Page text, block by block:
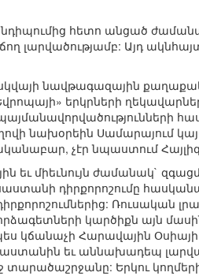
հետո անցած
լարվածությամբ: Այդ
նավթագազային
երկրների
նախօրեին Սամարայում
չէր նպաստում
եւ միեւնույն ժամանակ`
դիրքորոշումը
Ռուսական
կարծիքն այն
կճանաչի Հարավային
եւ աննախադեպ
Երկու